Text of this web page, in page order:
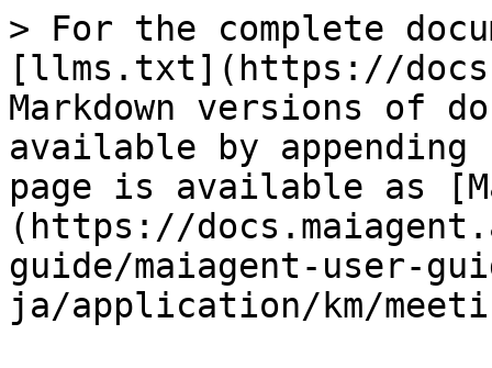
> For the complete
[llms.txt](https://
Markdown versions of
available by
page is available as
(https://
guide/maiagent-user-
ja/application/km/